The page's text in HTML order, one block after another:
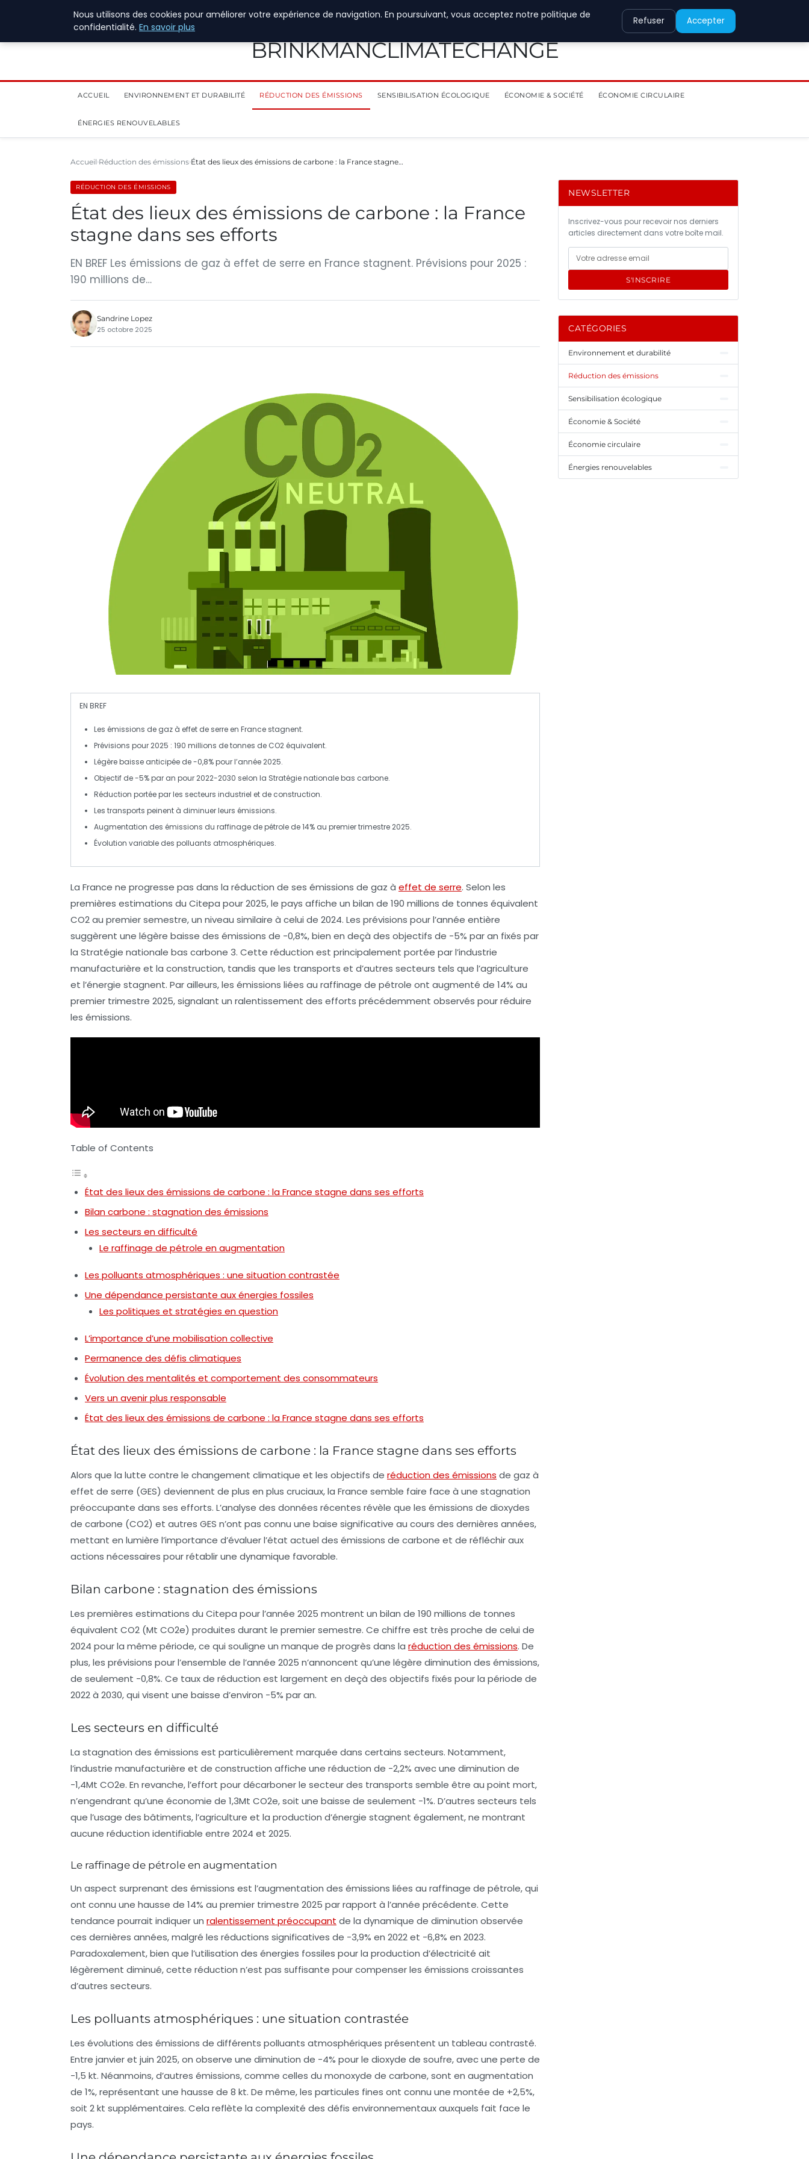
28 juillet 2026
BRINKMANCLIMATECHANGE
ACCUEIL ENVIRONNEMENT ET DURABILITÉ RÉDUCTION DES ÉMISSIONS SENSIBILISATION ÉCOLOGIQUE ÉCONOMIE & SOCIÉTÉ ÉCONOMIE CIRCULAIRE
ÉNERGIES RENOUVELABLES
Accueil Réduction des émissions État des lieux des émissions de carbone : la France stagne…
RÉDUCTION DES ÉMISSIONS
État des lieux des émissions de carbone : la France
stagne dans ses efforts
EN BREF Les émissions de gaz à effet de serre en France stagnent. Prévisions pour 2025 :
190 millions de…
Sandrine Lopez
25 octobre 2025
EN BREF
Les émissions de gaz à effet de serre en France stagnent.
Prévisions pour 2025 : 190 millions de tonnes de CO2 équivalent.
Légère baisse anticipée de-0,8%pour l’année 2025.
Objectif de-5%par an pour 2022-2030 selon la Stratégie nationale bas carbone.
Réduction portée par les secteurs industriel et de construction.
Les transports peinent à diminuer leurs émissions.
Augmentation des émissions du raffinage de pétrole de14% au premier trimestre 2025.
Évolution variable des polluants atmosphériques.
La France ne progresse pas dans la réduction de ses émissions de gaz à effet de serre. Selon les
premières estimations du Citepa pour 2025, le pays affiche un bilan de 190 millions de tonnes équivalent
CO2au premier semestre, un niveau similaire à celui de 2024. Les prévisions pour l’année entière
suggèrent une légère baisse des émissions de -0,8%, bien en deçà des objectifs de -5% par an fixés par
la Stratégie nationale bas carbone 3. Cette réduction est principalement portée par l’industrie
manufacturière et la construction, tandis que les transports et d’autres secteurs tels que l’agriculture
et l’énergie stagnent. Par ailleurs, les émissions liées au raffinage de pétrole ont augmenté de 14% au
premier trimestre 2025, signalant un ralentissement des efforts précédemment observés pour réduire
les émissions.
Table of Contents
État des lieux des émissions de carbone : la France stagne dans ses efforts
Bilan carbone : stagnation des émissions
Les secteurs en difficulté
Le raffinage de pétrole en augmentation
Les polluants atmosphériques : une situation contrastée
Une dépendance persistante aux énergies fossiles
Les politiques et stratégies en question
L’importance d’une mobilisation collective
Permanence des défis climatiques
Évolution des mentalités et comportement des consommateurs
Vers un avenir plus responsable
État des lieux des émissions de carbone : la France stagne dans ses efforts
État des lieux des émissions de carbone : la France stagne dans ses efforts
Alors que la lutte contre le changement climatique et les objectifs de réduction des émissions de gaz à
effet de serre (GES) deviennent de plus en plus cruciaux, la France semble faire face à une stagnation
préoccupante dans ses efforts. L’analyse des données récentes révèle que les émissions de dioxydes
de carbone (CO2) et autres GES n’ont pas connu une baise significative au cours des dernières années,
mettant en lumière l’importance d’évaluer l’état actuel des émissions de carbone et de réfléchir aux
actions nécessaires pour rétablir une dynamique favorable.
Bilan carbone : stagnation des émissions
Les premières estimations du Citepa pour l’année 2025 montrent un bilan de 190 millions de tonnes
équivalent CO2 (Mt CO2e) produites durant le premier semestre. Ce chiffre est très proche de celui de
2024 pour la même période, ce qui souligne un manque de progrès dans la réduction des émissions. De
plus, les prévisions pour l’ensemble de l’année 2025 n’annoncent qu’une légère diminution des émissions,
de seulement -0,8%. Ce taux de réduction est largement en deçà des objectifs fixés pour la période de
2022 à 2030, qui visent une baisse d’environ -5% par an.
Les secteurs en difficulté
La stagnation des émissions est particulièrement marquée dans certains secteurs. Notamment,
l’industrie manufacturière et de construction affiche une réduction de -2,2% avec une diminution de
-1,4Mt CO2e. En revanche, l’effort pour décarboner le secteur des transports semble être au point mort,
n’engendrant qu’une économie de 1,3Mt CO2e, soit une baisse de seulement -1%. D’autres secteurs tels
que l’usage des bâtiments, l’agriculture et la production d’énergie stagnent également, ne montrant
aucune réduction identifiable entre 2024 et 2025.
Le raffinage de pétrole en augmentation
Un aspect surprenant des émissions est l’augmentation des émissions liées au raffinage de pétrole, qui
ont connu une hausse de 14% au premier trimestre 2025 par rapport à l’année précédente. Cette
tendance pourrait indiquer un ralentissement préoccupant de la dynamique de diminution observée
ces dernières années, malgré les réductions significatives de -3,9% en 2022 et -6,8% en 2023.
Paradoxalement, bien que l’utilisation des énergies fossiles pour la production d’électricité ait
légèrement diminué, cette réduction n’est pas suffisante pour compenser les émissions croissantes
d’autres secteurs.
Les polluants atmosphériques : une situation contrastée
Les évolutions des émissions de différents polluants atmosphériques présentent un tableau contrasté.
Entre janvier et juin 2025, on observe une diminution de -4% pour le dioxyde de soufre, avec une perte de
-1,5 kt. Néanmoins, d’autres émissions, comme celles du monoxyde de carbone, sont en augmentation
de 1%, représentant une hausse de 8 kt. De même, les particules fines ont connu une montée de +2,5%,
soit 2 kt supplémentaires. Cela reflète la complexité des défis environnementaux auxquels fait face le
pays.
NEWSLETTER
Inscrivez-vous pour recevoir nos derniers
articles directement dans votre boîte mail.
S'INSCRIRE
CATÉGORIES
Environnement et durabilité
Réduction des émissions
Sensibilisation écologique
Économie & Société
Économie circulaire
Énergies renouvelables
Nous utilisons des cookies pour améliorer votre expérience de navigation. En poursuivant, vous acceptez notre politique de
confidentialité. En savoir plus
Refuser Accepter